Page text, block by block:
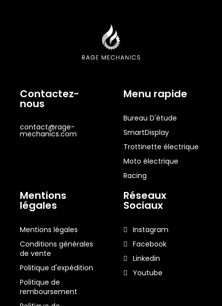
Contactez-
nous
contact@rage-
mechanics.com
Menu rapide
Bureau D'étude
SmartDisplay
Trottinette électrique
Moto électrique
Racing
Mentions
légales
Mentions légales
Conditions générales
de vente
Politique d'expédition
Politique de
remboursement
Réseaux
Sociaux
Instagram
Facebook
Linkedin
Youtube